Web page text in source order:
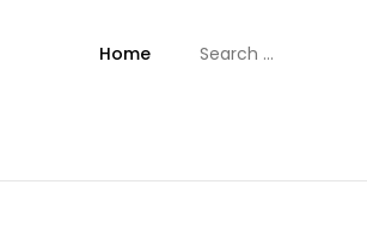
Home
for: